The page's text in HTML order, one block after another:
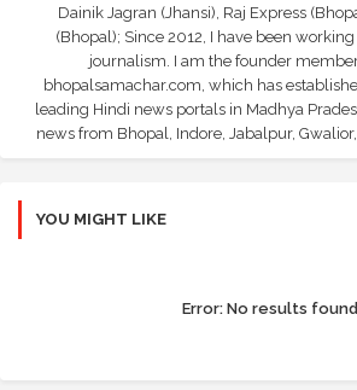
Dainik Jagran (Jhansi), Raj Express
(Bhopal); Since 2012, I have been
journalism. I am the founder
bhopalsamachar.com, which has
leading Hindi news portals in Madhya
news from Bhopal, Indore, Jabalpur,
YOU MIGHT LIKE
Error: No results found